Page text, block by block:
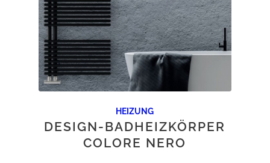
HEIZUNG
DESIGN-BADHEIZKÖRPER
COLORE NERO